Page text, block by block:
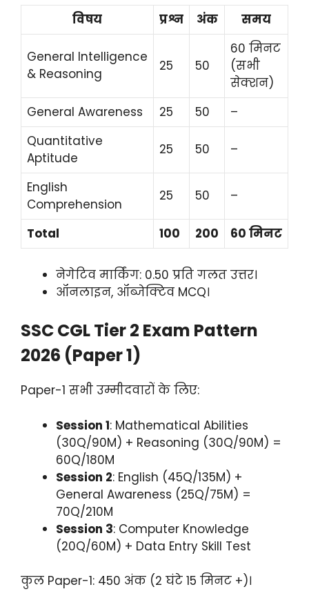
विषय प्रश्न अंक समय
General Intelligence
& Reasoning
25 50
60 मिनट
(सभी
सेक्शन)
General Awareness
25 50
–
Quantitative
Aptitude
25 50 –
English
Comprehension
25 50 –
Total 100 200 60 मिनट
नेगेटिव मार्किंग: 0.50 प्रति गलत उत्तर।
ऑनलाइन, ऑब्जेक्टिव MCQ।
SSC CGL Tier 2 Exam Pattern
2026 (Paper 1)
Paper-1 सभी उम्मीदवारों के लिए:
Session 1: Mathematical Abilities
(30Q/90M) + Reasoning (30Q/90M) =
60Q/180M
Session 2: English (45Q/135M) +
General Awareness (25Q/75M) =
70Q/210M
Session 3: Computer Knowledge
(20Q/60M) + Data Entry Skill Test
कुल Paper-1: 450 अंक (2 घंटे 15 मिनट +)।